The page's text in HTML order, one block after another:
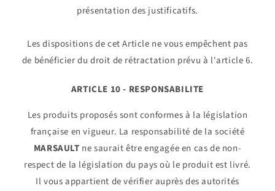
présentation des justificatifs.
Les dispositions de cet Article ne vous empêchent pas
de bénéficier du droit de rétractation prévu à l'article 6.
ARTICLE 10 - RESPONSABILITE
Les produits proposés sont conformes à la législation
française en vigueur. La responsabilité de la société
MARSAULT ne saurait être engagée en cas de non-
respect de la législation du pays où le produit est livré.
Il vous appartient de vérifier auprès des autorités